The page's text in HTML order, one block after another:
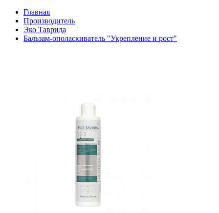
Главная
Производитель
Эко Таврида
Бальзам-ополаскиватель "Укрепление и рост"